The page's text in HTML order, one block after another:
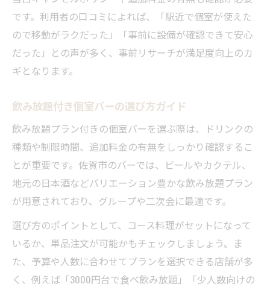
です。利用者の口コミによれば、「駅近で個室が使えた
ので移動がラクだった」「事前に設備が確認できて安心
だった」との声が多く、事前リサーチが満足度向上のカ
ギとなります。
飲み放題付き個室バーの選び方ガイド
飲み放題プラン付きの個室バーを選ぶ際は、ドリンクの
種類や制限時間、追加料金の有無をしっかり確認するこ
とが重要です。佐賀市のバーでは、ビールやカクテル、
地元の日本酒などバリエーション豊かな飲み放題プラン
が用意されており、グループや二次会に最適です。
選び方のポイントとして、コース料理がセットになって
いるか、単品注文が可能かもチェックしましょう。ま
た、予算や人数に合わせてプランを選択できる店舗が多
く、例えば「3000円台で食べ飲み放題」「少人数向けの